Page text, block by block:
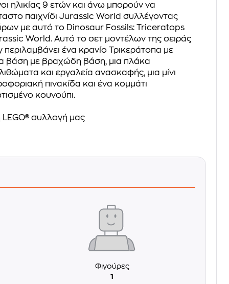
ηλικίας 9 ετών και άνω μπορούν να
παιχνίδι Jurassic World συλλέγοντας
με αυτό το Dinosaur Fossils: Triceratops
World. Αυτό το σετ μοντέλων της σειράς
ένα κρανίο Τρικεράτοπα με
βάση με βραχώδη βάση, μια πλάκα
και εργαλεία ανασκαφής, μια μίνι
πινακίδα και ένα κομμάτι
κουνούπι.
συλλογή μας
Φιγούρες
1